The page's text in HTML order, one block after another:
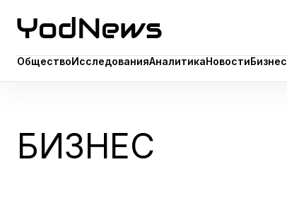
ОбществоИсследованияАналитикаНовостиБизнес
БИЗНЕС